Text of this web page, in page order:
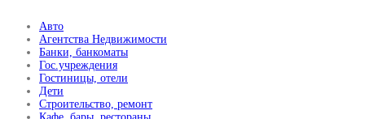
Авто
Агентства Недвижимости
Банки, банкоматы
Гос.учреждения
Гостиницы, отели
Дети
Строительство, ремонт